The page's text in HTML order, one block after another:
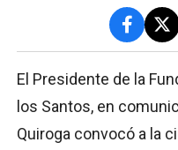
El Presidente de la
los Santos, en
Quiroga convocó a la